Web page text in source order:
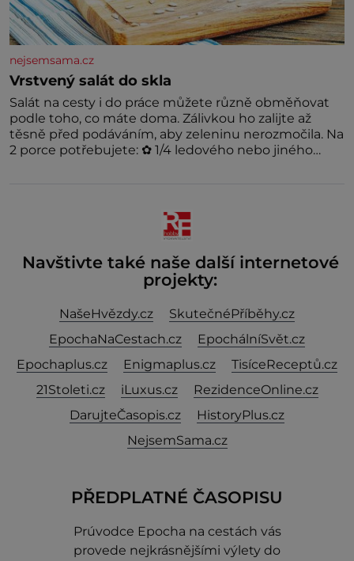
nejsemsama.cz
Vrstvený salát do skla
Salát na cesty i do práce můžete různě obměňovat
podle toho, co máte doma. Zálivkou ho zalijte až
těsně před podáváním, aby zeleninu nerozmočila. Na
2 porce potřebujete: ✿ 1/4 ledového nebo jiného
Navštivte také naše další internetové
projekty:
NašeHvězdy.cz
SkutečnéPříběhy.cz
EpochaNaCestach.cz
EpochálníSvět.cz
Epochaplus.cz
Enigmaplus.cz
TisíceReceptů.cz
21Stoleti.cz
iLuxus.cz
RezidenceOnline.cz
DarujteČasopis.cz
HistoryPlus.cz
NejsemSama.cz
PŘEDPLATNÉ ČASOPISU
Prúvodce Epocha na cestách vás
provede nejkrásnějšími výlety do